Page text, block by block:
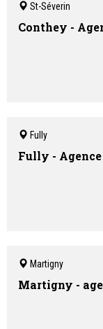
St-Séverin
Conthey -
Fully
Fully -
Martigny
Martigny -